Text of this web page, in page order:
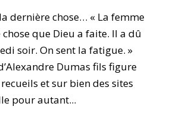
dernière chose… « La femme
que Dieu a faite. Il a dû
soir. On sent la fatigue. »
Dumas fils figure
et sur bien des sites
pour autant...